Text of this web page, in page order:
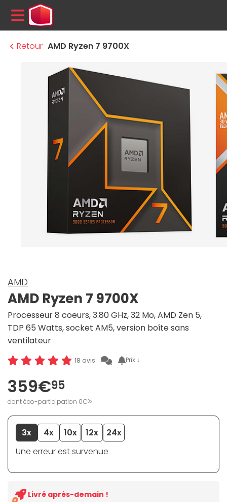
MENU
Retour AMD Ryzen 7 9700X
AMD
AMD Ryzen 7 9700X
Processeur 8 coeurs, 3.80 GHz, 32 Mo, AMD Zen 5,
TDP 65 Watts, socket AM5, version boîte sans
ventilateur
18 avis Prix ↓
359€95
dont éco-participation 0€05
3x 4x 10x 12x
24x
Une erreur est survenue
Livré après-demain !